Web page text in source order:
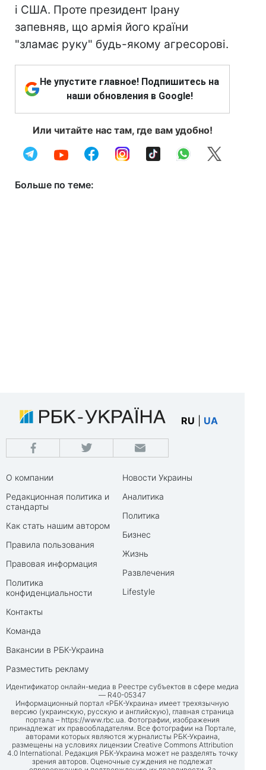
і США. Проте президент Ірану
запевняв, що армія його країни
"зламає руку" будь-якому агресорові.
Не упустите главное! Подпишитесь на
наши обновления в Google!
Или читайте нас там, где вам удобно!
Больше по теме:
RU UA
О компании
Редакционная политика и
стандарты
Как стать нашим автором
Правила пользования
Правовая информация
Политика
конфиденциальности
Контакты
Команда
Вакансии в РБК-Украина
Разместить рекламу
Новости Украины
Аналитика
Политика
Бизнес
Жизнь
Развлечения
Lifestyle
Идентификатор онлайн-медиа в Реестре субъектов в сфере медиа
— R40-05347
Информационный портал «РБК-Украина» имеет трехязычную
версию (украинскую, русскую и английскую), главная страница
портала – https://www.rbc.ua. Фотографии, изображения
принадлежат их правообладателям. Все фотографии на Портале,
авторами которых являются журналисты РБК-Украина,
размещены на условиях лицензии Creative Commons Attribution
4.0 International. Редакция РБК-Украина может не разделять точку
зрения авторов. Оценочные суждения не подлежат